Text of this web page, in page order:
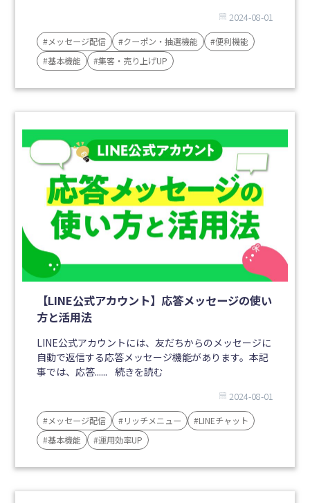
2024-08-01
#メッセージ配信 #クーポン・抽選機能
#便利機能
#基本機能
#集客・売り上げUP
【LINE公式アカウント】応答メッセージの使い
方と活用法
LINE公式アカウントには、友だちからのメッセージに
自動で返信する応答メッセージ機能があります。本記
事では、応答...... 続きを読む
2024-08-01
#メッセージ配信 #リッチメニュー
#LINEチャット
#基本機能
#運用効率UP